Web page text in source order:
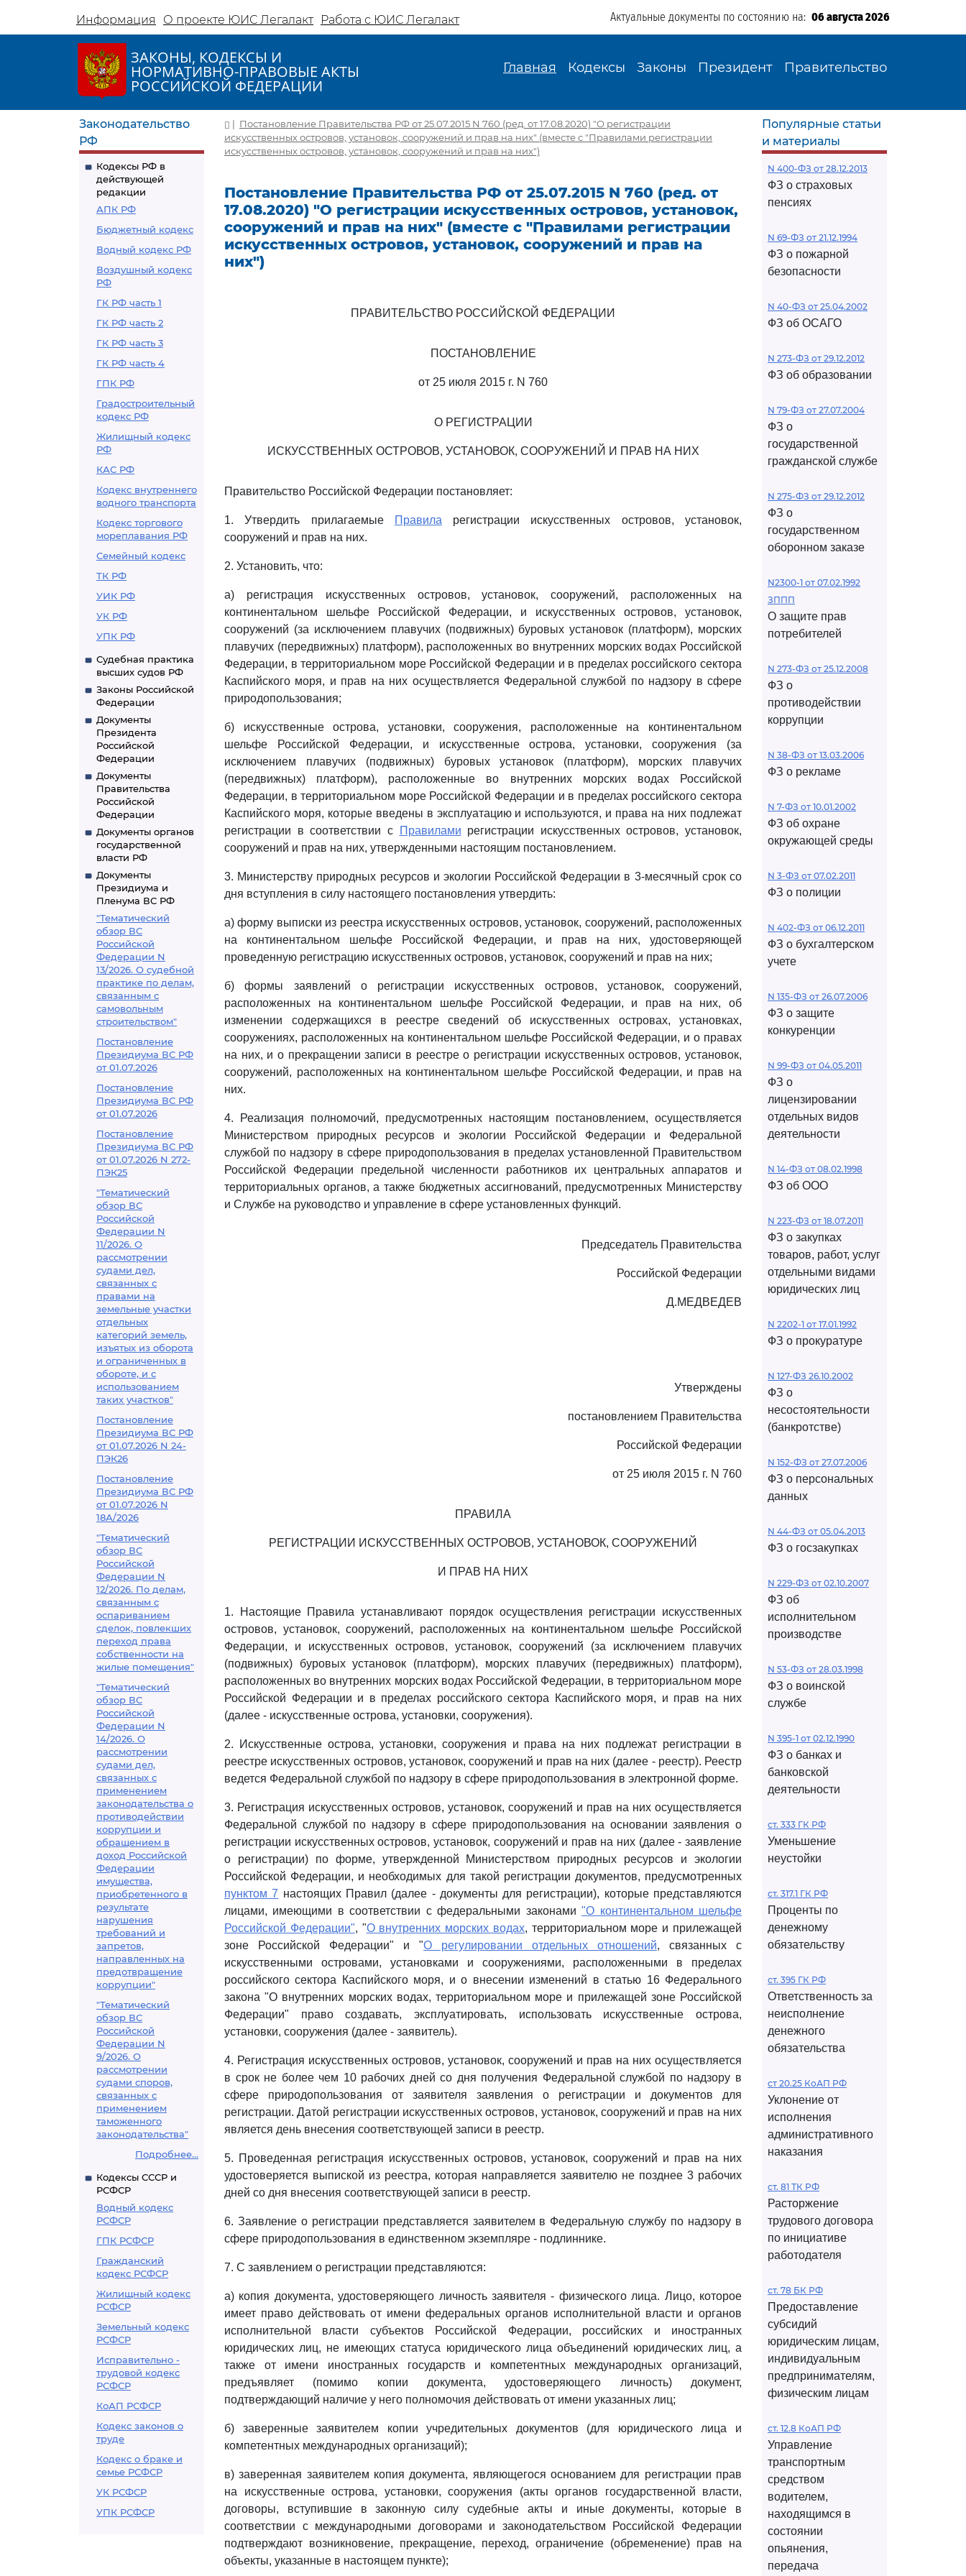
Информация О проекте ЮИС Легалакт Работа с ЮИС Легалакт Актуальные документы по состоянию на: 06 августа 2026
ЗАКОНЫ, КОДЕКСЫ И
НОРМАТИВНО-ПРАВОВЫЕ АКТЫ
РОССИЙСКОЙ ФЕДЕРАЦИИ
Главная Кодексы Законы Президент Правительство
Законодательство
РФ
Кодексы РФ в
действующей
редакции
АПК РФ
Бюджетный кодекс
Водный кодекс РФ
Воздушный кодекс
РФ
ГК РФ часть 1
ГК РФ часть 2
ГК РФ часть 3
ГК РФ часть 4
ГПК РФ
Градостроительный
кодекс РФ
Жилищный кодекс
РФ
КАС РФ
Кодекс внутреннего
водного транспорта
Кодекс торгового
мореплавания РФ
Семейный кодекс
ТК РФ
УИК РФ
УК РФ
УПК РФ
Судебная практика
высших судов РФ
Законы Российской
Федерации
Документы
Президента
Российской
Федерации
Документы
Правительства
Российской
Федерации
Документы органов
государственной
власти РФ
Документы
Президиума и
Пленума ВС РФ
"Тематический
обзор ВС
Российской
Федерации N
13/2026. О судебной
практике по делам,
связанным с
самовольным
строительством"
Постановление
Президиума ВС РФ
от 01.07.2026
Постановление
Президиума ВС РФ
от 01.07.2026
Постановление
Президиума ВС РФ
от 01.07.2026 N 272-
ПЭК25
"Тематический
обзор ВС
Российской
Федерации N
11/2026. О
рассмотрении
судами дел,
связанных с
правами на
земельные участки
отдельных
категорий земель,
изъятых из оборота
и ограниченных в
обороте, и с
использованием
таких участков"
Постановление
Президиума ВС РФ
от 01.07.2026 N 24-
ПЭК26
Постановление
Президиума ВС РФ
от 01.07.2026 N
18А/2026
"Тематический
обзор ВС
Российской
Федерации N
12/2026. По делам,
связанным с
оспариванием
сделок, повлекших
переход права
собственности на
жилые помещения"
"Тематический
обзор ВС
Российской
Федерации N
14/2026. О
рассмотрении
судами дел,
связанных с
применением
законодательства о
противодействии
коррупции и
обращением в
доход Российской
Федерации
имущества,
приобретенного в
результате
нарушения
требований и
запретов,
направленных на
предотвращение
коррупции"
"Тематический
обзор ВС
Российской
Федерации N
9/2026. О
рассмотрении
судами споров,
связанных с
применением
таможенного
законодательства"
Подробнее...
Кодексы СССР и
РСФСР
Водный кодекс
РСФСР
ГПК РСФСР
Гражданский
кодекс РСФСР
Жилищный кодекс
РСФСР
Земельный кодекс
РСФСР
Исправительно -
трудовой кодекс
РСФСР
КоАП РСФСР
Кодекс законов о
труде
Кодекс о браке и
семье РСФСР
УК РСФСР
УПК РСФСР
| Постановление Правительства РФ от 25.07.2015 N 760 (ред. от 17.08.2020) "О регистрации
искусственных островов, установок, сооружений и прав на них" (вместе с "Правилами регистрации
искусственных островов, установок, сооружений и прав на них")
Постановление Правительства РФ от 25.07.2015 N 760 (ред. от
17.08.2020) "О регистрации искусственных островов, установок,
сооружений и прав на них" (вместе с "Правилами регистрации
искусственных островов, установок, сооружений и прав на
них")
ПРАВИТЕЛЬСТВО РОССИЙСКОЙ ФЕДЕРАЦИИ
ПОСТАНОВЛЕНИЕ
от 25 июля 2015 г. N 760
О РЕГИСТРАЦИИ
ИСКУССТВЕННЫХ ОСТРОВОВ, УСТАНОВОК, СООРУЖЕНИЙ И ПРАВ НА НИХ
Правительство Российской Федерации постановляет:
1. Утвердить прилагаемые Правила регистрации искусственных островов, установок,
сооружений и прав на них.
2. Установить, что:
а) регистрация искусственных островов, установок, сооружений, расположенных на
континентальном шельфе Российской Федерации, и искусственных островов, установок,
сооружений (за исключением плавучих (подвижных) буровых установок (платформ), морских
плавучих (передвижных) платформ), расположенных во внутренних морских водах Российской
Федерации, в территориальном море Российской Федерации и в пределах российского сектора
Каспийского моря, и прав на них осуществляется Федеральной службой по надзору в сфере
природопользования;
б) искусственные острова, установки, сооружения, расположенные на континентальном
шельфе Российской Федерации, и искусственные острова, установки, сооружения (за
исключением плавучих (подвижных) буровых установок (платформ), морских плавучих
(передвижных) платформ), расположенные во внутренних морских водах Российской
Федерации, в территориальном море Российской Федерации и в пределах российского сектора
Каспийского моря, которые введены в эксплуатацию и используются, и права на них подлежат
регистрации в соответствии с
Правилами регистрации искусственных островов, установок,
сооружений и прав на них, утвержденными настоящим постановлением.
3. Министерству природных ресурсов и экологии Российской Федерации в 3-месячный срок со
дня вступления в силу настоящего постановления утвердить:
а) форму выписки из реестра искусственных островов, установок, сооружений, расположенных
на континентальном шельфе Российской Федерации, и прав на них, удостоверяющей
проведенную регистрацию искусственных островов, установок, сооружений и прав на них;
б) формы заявлений о регистрации искусственных островов, установок, сооружений,
расположенных на континентальном шельфе Российской Федерации, и прав на них, об
изменении содержащихся в реестре сведений об искусственных островах, установках,
сооружениях, расположенных на континентальном шельфе Российской Федерации, и о правах
на них, и о прекращении записи в реестре о регистрации искусственных островов, установок,
сооружений, расположенных на континентальном шельфе Российской Федерации, и прав на
них.
4. Реализация полномочий, предусмотренных настоящим постановлением, осуществляется
Министерством природных ресурсов и экологии Российской Федерации и Федеральной
службой по надзору в сфере природопользования в пределах установленной Правительством
Российской Федерации предельной численности работников их центральных аппаратов и
территориальных органов, а также бюджетных ассигнований, предусмотренных Министерству
и Службе на руководство и управление в сфере установленных функций.
Председатель Правительства
Российской Федерации
Д.МЕДВЕДЕВ
Утверждены
постановлением Правительства
Российской Федерации
от 25 июля 2015 г. N 760
ПРАВИЛА
РЕГИСТРАЦИИ ИСКУССТВЕННЫХ ОСТРОВОВ, УСТАНОВОК, СООРУЖЕНИЙ
И ПРАВ НА НИХ
1. Настоящие Правила устанавливают порядок осуществления регистрации искусственных
островов, установок, сооружений, расположенных на континентальном шельфе Российской
Федерации, и искусственных островов, установок, сооружений (за исключением плавучих
(подвижных) буровых установок (платформ), морских плавучих (передвижных) платформ),
расположенных во внутренних морских водах Российской Федерации, в территориальном море
Российской Федерации и в пределах российского сектора Каспийского моря, и прав на них
(далее - искусственные острова, установки, сооружения).
2. Искусственные острова, установки, сооружения и права на них подлежат регистрации в
реестре искусственных островов, установок, сооружений и прав на них (далее - реестр). Реестр
ведется Федеральной службой по надзору в сфере природопользования в электронной форме.
3. Регистрация искусственных островов, установок, сооружений и прав на них осуществляется
Федеральной службой по надзору в сфере природопользования на основании заявления о
регистрации искусственных островов, установок, сооружений и прав на них (далее - заявление
о регистрации) по форме, утвержденной Министерством природных ресурсов и экологии
Российской Федерации, и необходимых для такой регистрации документов, предусмотренных
пунктом 7 настоящих Правил (далее - документы для регистрации), которые представляются
лицами, имеющими в соответствии с федеральными законами"О континентальном шельфе
Российской Федерации", "О внутренних морских водах, территориальном море и прилежащей
зоне Российской Федерации" и "О регулировании отдельных отношений, связанных с
искусственными островами, установками и сооружениями, расположенными в пределах
российского сектора Каспийского моря, и о внесении изменений в статью 16 Федерального
закона "О внутренних морских водах, территориальном море и прилежащей зоне Российской
Федерации" право создавать, эксплуатировать, использовать искусственные острова,
установки, сооружения (далее - заявитель).
4. Регистрация искусственных островов, установок, сооружений и прав на них осуществляется
в срок не более чем 10 рабочих дней со дня получения Федеральной службой по надзору в
сфере природопользования от заявителя заявления о регистрации и документов для
регистрации. Датой регистрации искусственных островов, установок, сооружений и прав на них
является день внесения соответствующей записи в реестр.
5. Проведенная регистрация искусственных островов, установок, сооружений и прав на них
удостоверяется выпиской из реестра, которая направляется заявителю не позднее 3 рабочих
дней со дня внесения соответствующей записи в реестр.
6. Заявление о регистрации представляется заявителем в Федеральную службу по надзору в
сфере природопользования в единственном экземпляре - подлиннике.
7. С заявлением о регистрации представляются:
а) копия документа, удостоверяющего личность заявителя - физического лица. Лицо, которое
имеет право действовать от имени федеральных органов исполнительной власти и органов
исполнительной власти субъектов Российской Федерации, российских и иностранных
юридических лиц, не имеющих статуса юридического лица объединений юридических лиц, а
также от имени иностранных государств и компетентных международных организаций,
предъявляет (помимо копии документа, удостоверяющего личность) документ,
подтверждающий наличие у него полномочия действовать от имени указанных лиц;
б) заверенные заявителем копии учредительных документов (для юридического лица и
компетентных международных организаций);
в) заверенная заявителем копия документа, являющегося основанием для регистрации прав
на искусственные острова, установки, сооружения (акты органов государственной власти,
договоры, вступившие в законную силу судебные акты и иные документы, которые в
соответствии с международными договорами и законодательством Российской Федерации
подтверждают возникновение, прекращение, переход, ограничение (обременение) прав на
объекты, указанные в настоящем пункте);
Популярные статьи
и материалы
N 400-ФЗ от 28.12.2013
ФЗ о страховых
пенсиях
N 69-ФЗ от 21.12.1994
ФЗ о пожарной
безопасности
N 40-ФЗ от 25.04.2002
ФЗ об ОСАГО
N 273-ФЗ от 29.12.2012
ФЗ об образовании
N 79-ФЗ от 27.07.2004
ФЗ о
государственной
гражданской службе
N 275-ФЗ от 29.12.2012
ФЗ о
государственном
оборонном заказе
N2300-1 от 07.02.1992
ЗППП
О защите прав
потребителей
N 273-ФЗ от 25.12.2008
ФЗ о
противодействии
коррупции
N 38-ФЗ от 13.03.2006
ФЗ о рекламе
N 7-ФЗ от 10.01.2002
ФЗ об охране
окружающей среды
N 3-ФЗ от 07.02.2011
ФЗ о полиции
N 402-ФЗ от 06.12.2011
ФЗ о бухгалтерском
учете
N 135-ФЗ от 26.07.2006
ФЗ о защите
конкуренции
N 99-ФЗ от 04.05.2011
ФЗ о
лицензировании
отдельных видов
деятельности
N 14-ФЗ от 08.02.1998
ФЗ об ООО
N 223-ФЗ от 18.07.2011
ФЗ о закупках
товаров, работ, услуг
отдельными видами
юридических лиц
N 2202-1 от 17.01.1992
ФЗ о прокуратуре
N 127-ФЗ 26.10.2002
ФЗ о
несостоятельности
(банкротстве)
N 152-ФЗ от 27.07.2006
ФЗ о персональных
данных
N 44-ФЗ от 05.04.2013
ФЗ о госзакупках
N 229-ФЗ от 02.10.2007
ФЗ об
исполнительном
производстве
N 53-ФЗ от 28.03.1998
ФЗ о воинской
службе
N 395-1 от 02.12.1990
ФЗ о банках и
банковской
деятельности
ст. 333 ГК РФ
Уменьшение
неустойки
ст. 317.1 ГК РФ
Проценты по
денежному
обязательству
ст. 395 ГК РФ
Ответственность за
неисполнение
денежного
обязательства
ст 20.25 КоАП РФ
Уклонение от
исполнения
административного
наказания
ст. 81 ТК РФ
Расторжение
трудового договора
по инициативе
работодателя
ст. 78 БК РФ
Предоставление
субсидий
юридическим лицам,
индивидуальным
предпринимателям,
физическим лицам
ст. 12.8 КоАП РФ
Управление
транспортным
средством
водителем,
находящимся в
состоянии
опьянения,
передача